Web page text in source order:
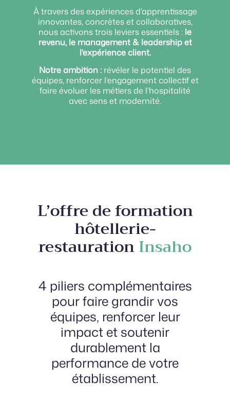
À travers des expériences d’apprentissage
innovantes, concrètes et collaboratives,
nous activons trois leviers essentiels : le
revenu, le management & leadership et
l’expérience client.
Notre ambition : révéler le potentiel des
équipes, renforcer l’engagement collectif et
faire évoluer les métiers de l’hospitalité
avec sens et modernité.
L’offre de formation
hôtellerie-
restaurationInsaho
4 piliers complémentaires
pour faire grandir vos
équipes, renforcer leur
impact et soutenir
durablement la
performance de votre
établissement.